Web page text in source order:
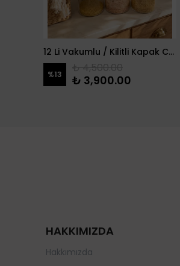
12 Li Vakumlu / Kilitli Kapak Cam Erzak Kabı / Kavanoz
%13 ₺ 3,900.00
HAKKIMIZDA
Hakkımızda